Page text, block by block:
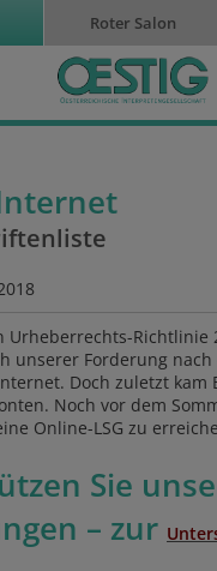
Roter Salon
Urheberrechts-Richtlinie
unserer Forderung
Doch zuletzt kam
Noch vor dem
Online-LSG zu
Sie
– zur